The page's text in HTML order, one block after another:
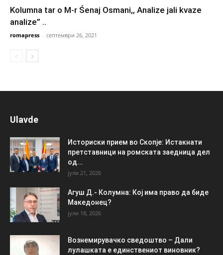
Kolumna tar o M-r Śenaj Osmani,, Analizе jali kvaze
analize” ..
romapress - септември 26, 2021
Ulavde
Историски прием во Скопје: Истакнати
претставници на ромската заедница дел
од...
јули 21, 2026
Агуш Д.- Колумна: Кој има право да биде
Македонец?
јули 18, 2026
Вознемирувачко сведоштво – Дали
лулашката е единствениот виновник?